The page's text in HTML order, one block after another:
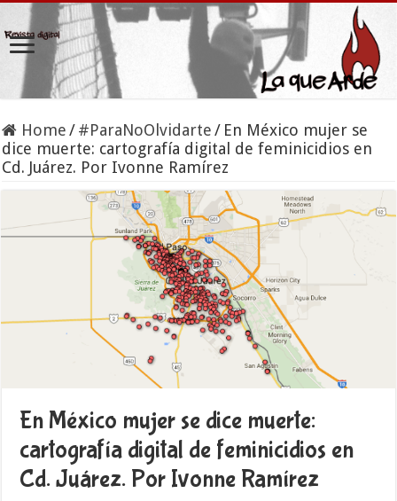
Home /#ParaNoOlvidarte / En México mujer se
dice muerte: cartografía digital de feminicidios en
Cd. Juárez. Por Ivonne Ramírez
En México mujer se dice muerte:
cartografía digital de feminicidios en
Cd. Juárez. Por Ivonne Ramírez